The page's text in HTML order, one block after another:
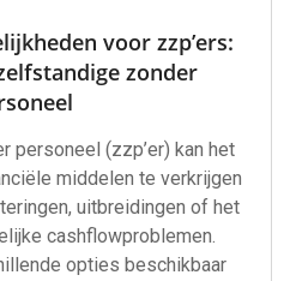
voor zzp’ers:
zonder
personeel (zzp’er) kan het
middelen te verkrijgen
uitbreidingen of het
cashflowproblemen.
opties beschikbaar